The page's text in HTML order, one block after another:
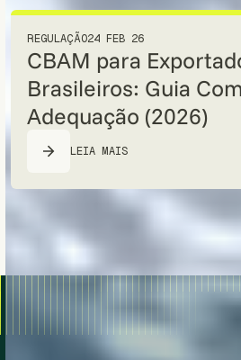
REGULAÇÃO24 FEB 26
CBAM para
Brasileiros: Guia
Adequação (2026)
LEIA MAIS